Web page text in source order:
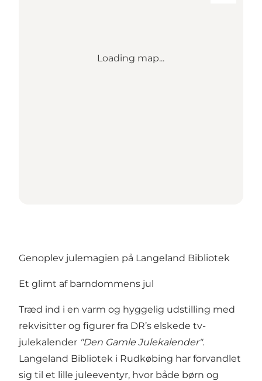
Loading map...
Genoplev julemagien på Langeland Bibliotek
Et glimt af barndommens jul
Træd ind i en varm og hyggelig udstilling med
rekvisitter og figurer fra DR’s elskede tv-
julekalender "Den Gamle Julekalender".
Langeland Bibliotek i Rudkøbing har forvandlet
sig til et lille juleeventyr, hvor både børn og